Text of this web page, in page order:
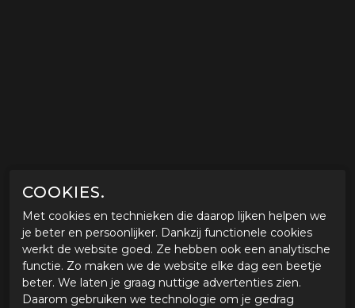
COOKIES.
Met cookies en technieken die daarop lijken helpen we
je beter en persoonlijker. Dankzij functionele cookies
werkt de website goed. Ze hebben ook een analytische
functie. Zo maken we de website elke dag een beetje
beter. We laten je graag nuttige advertenties zien.
Daarom gebruiken we technologie om je gedrag